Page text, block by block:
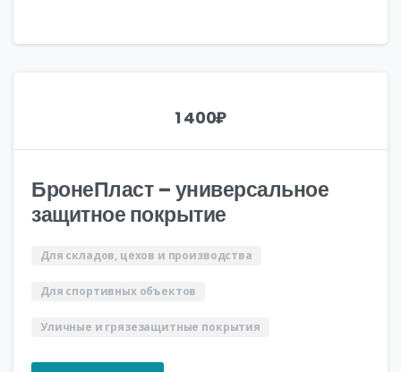
1 400₽
БронеПласт – универсальное
защитное покрытие
Для складов, цехов и производства
Для спортивных объектов
Уличные и грязезащитные покрытия